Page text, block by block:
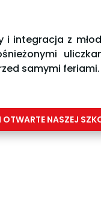
i integracja z
samymi feriami.
NASZEJ